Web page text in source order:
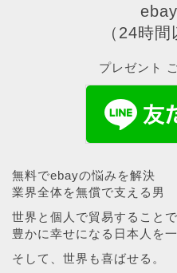
（24時間
プレゼント
無料でebayの悩みを解決
業界全体を無償で支える男
世界と個人で貿易することで
豊かに幸せになる日本人を
そして、世界も喜ばせる。